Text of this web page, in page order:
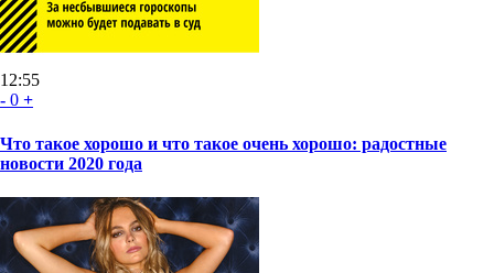
12:55
- 0 +
Что такое хорошо и что такое очень хорошо: радостные
новости 2020 года